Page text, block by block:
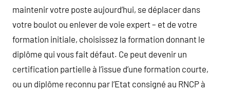
maintenir votre poste aujourd’hui, se déplacer dans
votre boulot ou enlever de voie expert – et de votre
formation initiale, choisissez la formation donnant le
diplôme qui vous fait défaut. Ce peut devenir un
certification partielle à l’issue d’une formation courte,
ou un diplôme reconnu par l’Etat consigné au RNCP à